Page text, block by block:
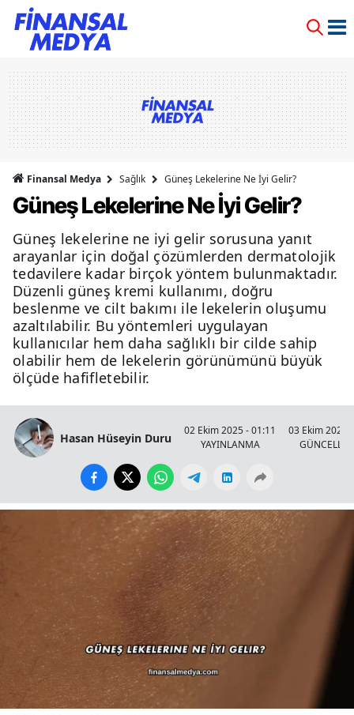
Finansal Medya Sağlık Güneş Lekelerine Ne İyi Gelir?
Güneş Lekelerine Ne İyi Gelir?
Güneş lekelerine ne iyi gelir sorusuna yanıt
arayanlar için doğal çözümlerden dermatolojik
tedavilere kadar birçok yöntem bulunmaktadır.
Düzenli güneş kremi kullanımı, doğru
beslenme ve cilt bakımı ile lekelerin oluşumu
azaltılabilir. Bu yöntemleri uygulayan
kullanıcılar hem daha sağlıklı bir cilde sahip
olabilir hem de lekelerin görünümünü büyük
ölçüde hafifletebilir.
Hasan Hüseyin Duru
02 Ekim 2025 - 01:11
YAYINLANMA
03 Ekim 2025